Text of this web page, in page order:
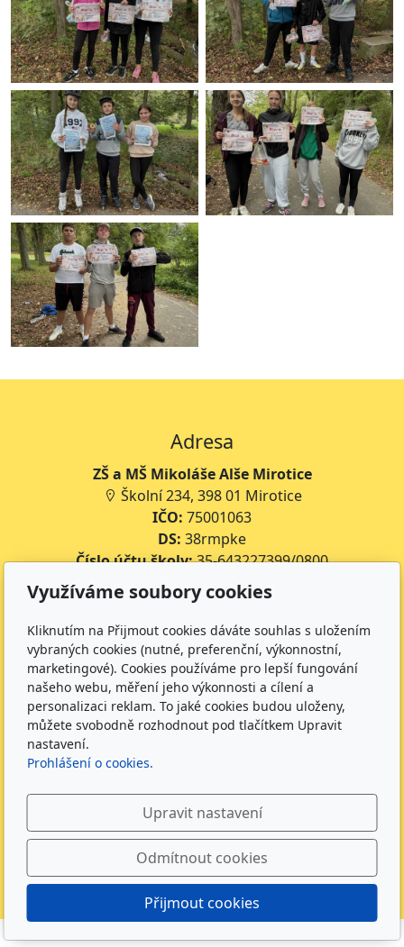
Adresa
ZŠ a MŠ Mikoláše Alše Mirotice
Školní 234, 398 01 Mirotice
IČO: 75001063
DS: 38rmpke
Číslo účtu školy:35-643227399/0800
Číslo účtu jídelny:
643227399/0800
Kontakt
+420 734 316 620 - Ředitel školy
+420 733 539 322 - Zástupce ředitele pro předškolní
vzdělávání
+420 733 539 323 - Školní družina
info@zsmirotice.cz
Sledujte nás
Využíváme soubory cookies
Kliknutím na Přijmout cookies dáváte souhlas s uložením
vybraných cookies (nutné, preferenční, výkonnostní,
marketingové). Cookies používáme pro lepší fungování
našeho webu, měření jeho výkonnosti a cílení a
personalizaci reklam. To jaké cookies budou uloženy,
můžete svobodně rozhodnout pod tlačítkem Upravit
nastavení.
Prohlášení o cookies.
Upravit nastavení
Odmítnout cookies
Přijmout cookies